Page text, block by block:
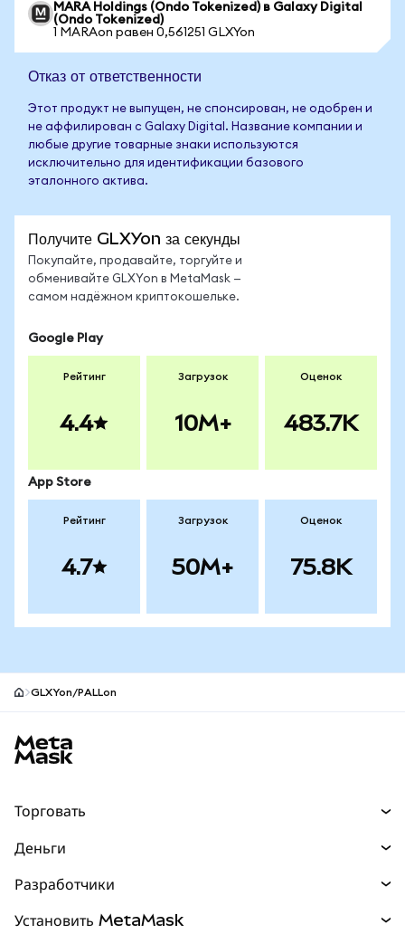
MARA Holdings (Ondo Tokenized) в Galaxy Digital
(Ondo Tokenized)
1 MARAon равен 0,561251 GLXYon
Отказ от ответственности
Этот продукт не выпущен, не спонсирован, не одобрен и
не аффилирован с Galaxy Digital. Название компании и
любые другие товарные знаки используются
исключительно для идентификации базового
эталонного актива.
Получите GLXYon за секунды
Покупайте, продавайте, торгуйте и
обменивайте GLXYon в MetaMask —
самом надёжном криптокошельке.
Google Play
Рейтинг
4.4
Загрузок
10M+
Оценок
483.7K
App Store
Рейтинг
4.7
Загрузок
50M+
Оценок
75.8K
GLXYon/PALLon
Торговать
Прогнозы
Перпы НОВИНКА
Деньги
Разработчики
Установить MetaMask